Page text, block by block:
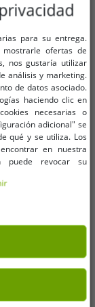
de secado rápido
espalda deportiva,
953659, negro
€* 6,09 €
al carrito
para su entrega.
ofertas de
nos gustaría utilizar
análisis y marketing.
de datos asociado.
haciendo clic en
necesarias o
adicional" se
qué y se utiliza. Los
en nuestra
puede revocar su